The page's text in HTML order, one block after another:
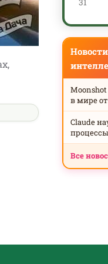
в мире
Claude
Все